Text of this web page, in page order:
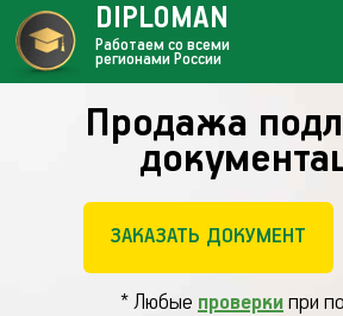
Продажа
ЗАКАЗАТЬ ДОКУМЕНТ
* Любые проверки при
DIPLOMAN
Работаем со всеми
регионами России